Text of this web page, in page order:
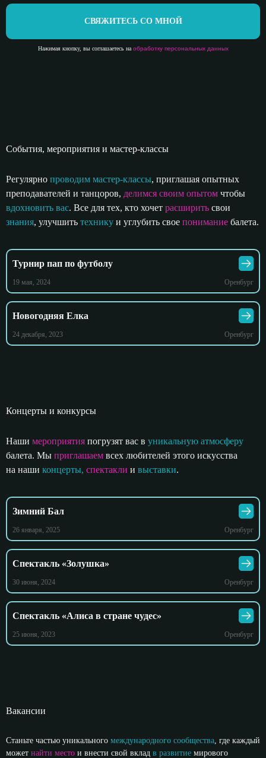
СВЯЖИТЕСЬ СО МНОЙ
Нажимая кнопку, вы соглашаетесь на обработку персональных данных
События, мероприятия и мастер-классы
Регулярно проводим мастер-классы, приглашая опытных
преподавателей и танцоров, делимся своим опытом чтобы
вдохновить вас. Все для тех, кто хочет расширить свои
знания, улучшить технику и углубить свое понимание балета.
19 мая, 2024 Оренбург
Турнир пап по футболу
24 декабря, 2023 Оренбург
Новогодняя Елка
Концерты и конкурсы
Наши мероприятия погрузят вас в уникальную атмосферу
балета. Мы приглашаем всех любителей этого искусства
на наши концерты, спектакли и выставки.
26 января, 2025 Оренбург
Зимний Бал
30 июня, 2024 Оренбург
Cпектакль «Золушка»
25 июня, 2023 Оренбург
Спектакль «Алиса в стране чудес»
Вакансии
Станьте частью уникального международного сообщества, где каждый
может найти место и внести свой вклад в развитие мирового